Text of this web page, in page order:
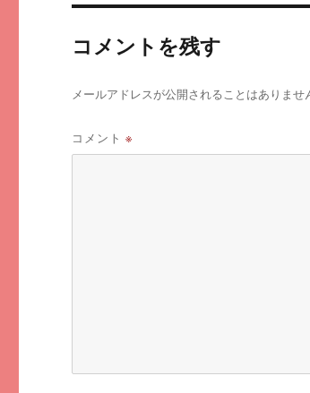
コメントを残す
メールアドレスが公開されることはありませ
コメント※